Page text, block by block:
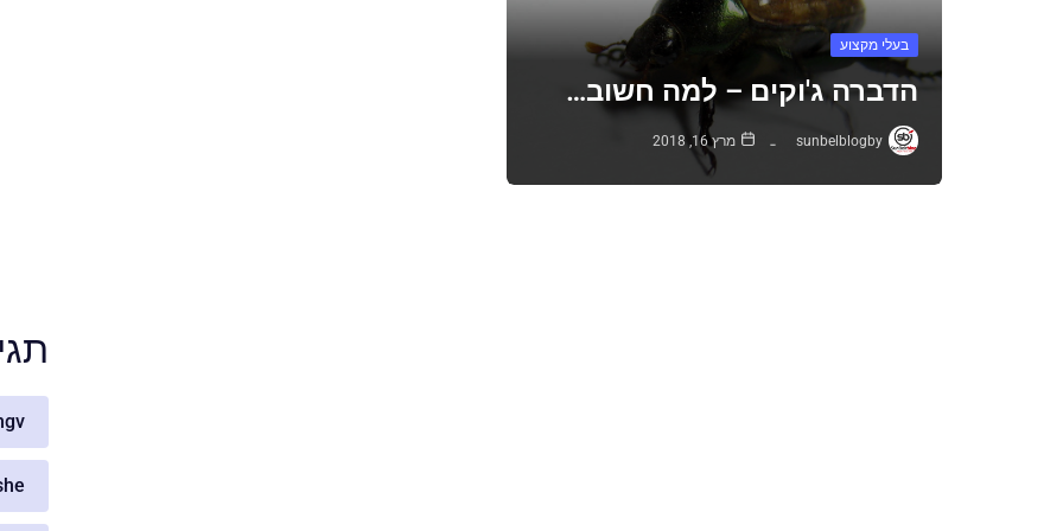
בעלי מקצוע
הדברה ג'וקים – למה חשוב…
by
sunbelblog מרץ 16, 2018